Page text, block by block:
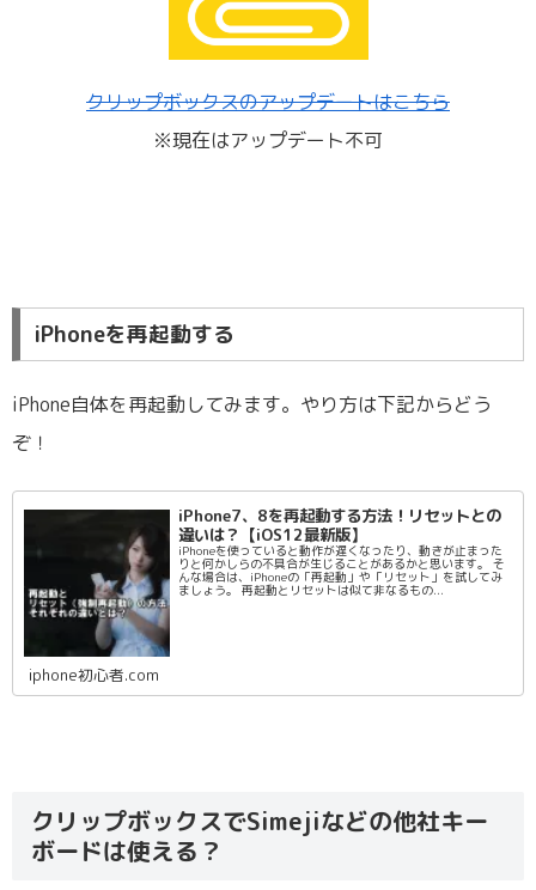
クリップボックスのアップデートはこちら
※現在はアップデート不可
iPhoneを再起動する
iPhone自体を再起動してみます。やり方は下記からどう
ぞ！
iPhone7、8を再起動する方法！リセットとの
違いは？【iOS12最新版】
iPhoneを使っていると動作が遅くなったり、動きが止まった
りと何かしらの不具合が生じることがあるかと思います。 そ
んな場合は、iPhoneの「再起動」や「リセット」を試してみ
ましょう。 再起動とリセットは似て非なるもの...
iphone初心者.com
クリップボックスでSimejiなどの他社キー
ボードは使える？